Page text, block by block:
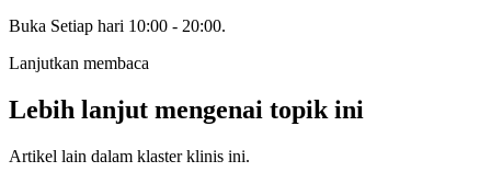
Buka Setiap hari 10:00 - 20:00.
Lanjutkan membaca
Lebih lanjut mengenai topik ini
Artikel lain dalam klaster klinis ini.